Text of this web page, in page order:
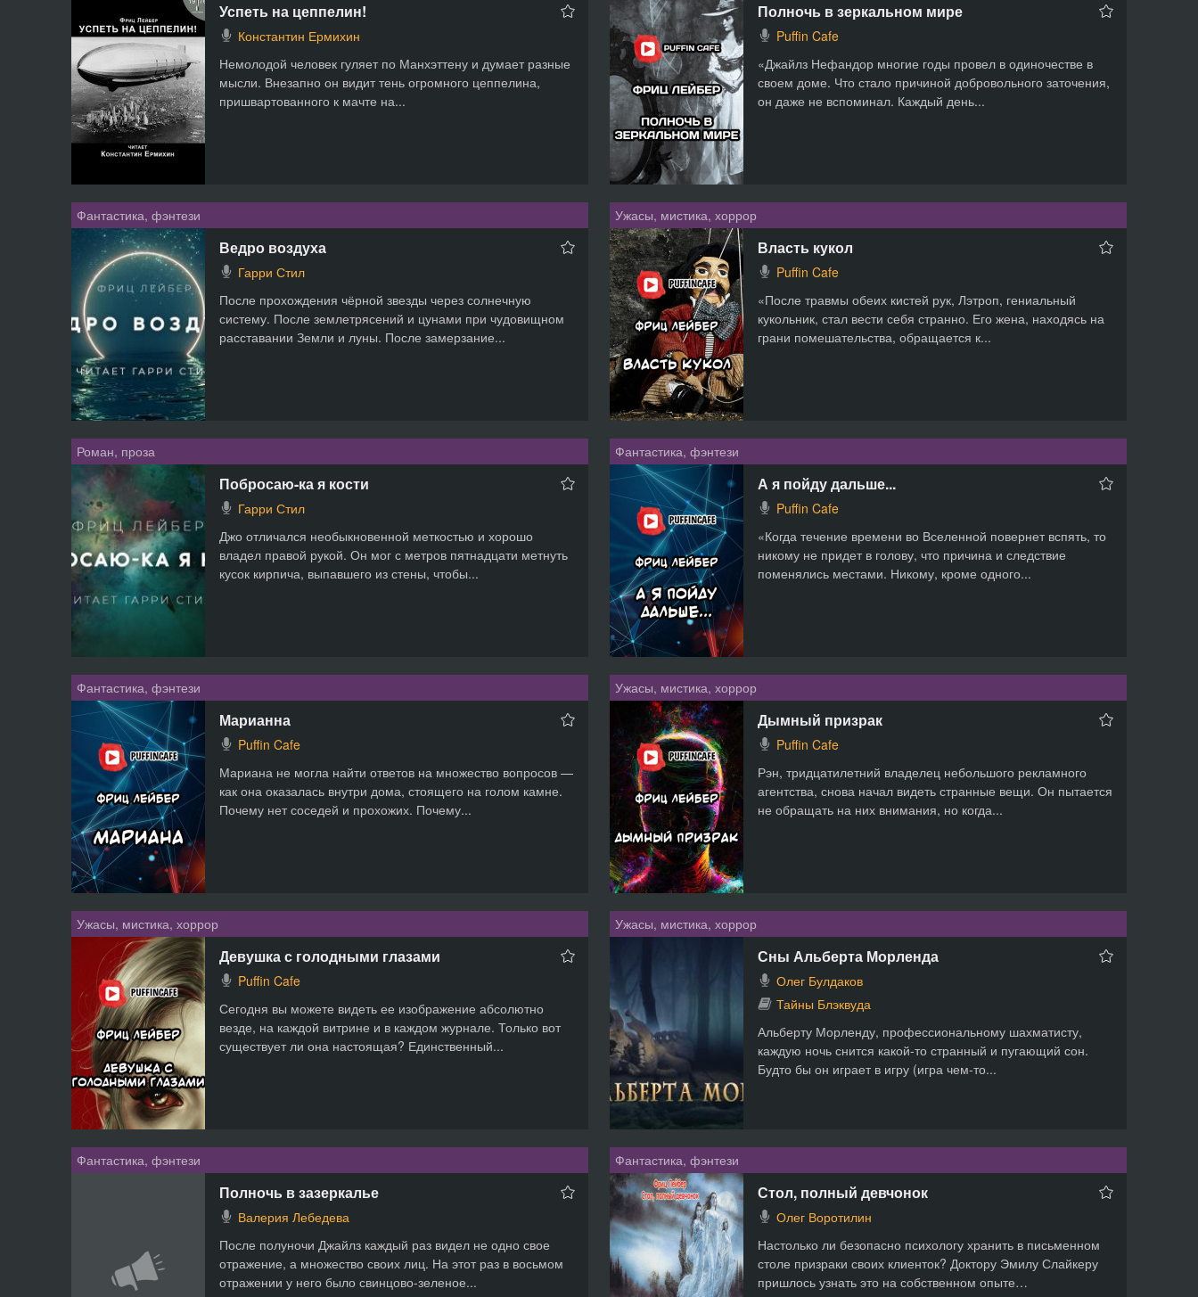
Успеть на цеппелин!
Константин Ермихин
Немолодой человек гуляет по Манхэттену и думает разные
мысли. Внезапно он видит тень огромного цеппелина,
пришвартованного к мачте на...
Полночь в зеркальном мире
Puffin Cafe
«Джайлз Нефандор многие годы провел в одиночестве в
своем доме. Что стало причиной добровольного заточения,
он даже не вспоминал. Каждый день...
Фантастика, фэнтези
Ведро воздуха
Гарри Стил
После прохождения чёрной звезды через солнечную
систему. После землетрясений и цунами при чудовищном
расставании Земли и луны. После замерзание...
Ужасы, мистика, хоррор
Власть кукол
Puffin Cafe
«После травмы обеих кистей рук, Лэтроп, гениальный
кукольник, стал вести себя странно. Его жена, находясь на
грани помешательства, обращается к...
Роман, проза
Побросаю-ка я кости
Гарри Стил
Джо отличался необыкновенной меткостью и хорошо
владел правой рукой. Он мог с метров пятнадцати метнуть
кусок кирпича, выпавшего из стены, чтобы...
Фантастика, фэнтези
А я пойду дальше...
Puffin Cafe
«Когда течение времени во Вселенной повернет вспять, то
никому не придет в голову, что причина и следствие
поменялись местами. Никому, кроме одного...
Фантастика, фэнтези
Марианна
Puffin Cafe
Мариана не могла найти ответов на множество вопросов —
как она оказалась внутри дома, стоящего на голом камне.
Почему нет соседей и прохожих. Почему...
Ужасы, мистика, хоррор
Дымный призрак
Puffin Cafe
Рэн, тридцатилетний владелец небольшого рекламного
агентства, снова начал видеть странные вещи. Он пытается
не обращать на них внимания, но когда...
Ужасы, мистика, хоррор
Девушка с голодными глазами
Puffin Cafe
Сегодня вы можете видеть ее изображение абсолютно
везде, на каждой витрине и в каждом журнале. Только вот
существует ли она настоящая? Единственный...
Ужасы, мистика, хоррор
Сны Альберта Морленда
Олег Булдаков
Тайны Блэквуда
Альберту Морленду, профессиональному шахматисту,
каждую ночь снится какой-то странный и пугающий сон.
Будто бы он играет в игру (игра чем-то...
Фантастика, фэнтези
Полночь в зазеркалье
Валерия Лебедева
После полуночи Джайлз каждый раз видел не одно свое
отражение, а множество своих лиц. На этот раз в восьмом
отражении у него было свинцово-зеленое...
Фантастика, фэнтези
Стол, полный девчонок
Олег Воротилин
Настолько ли безопасно психологу хранить в письменном
столе призраки своих клиенток? Доктору Эмилу Слайкеру
пришлось узнать это на собственном опыте…